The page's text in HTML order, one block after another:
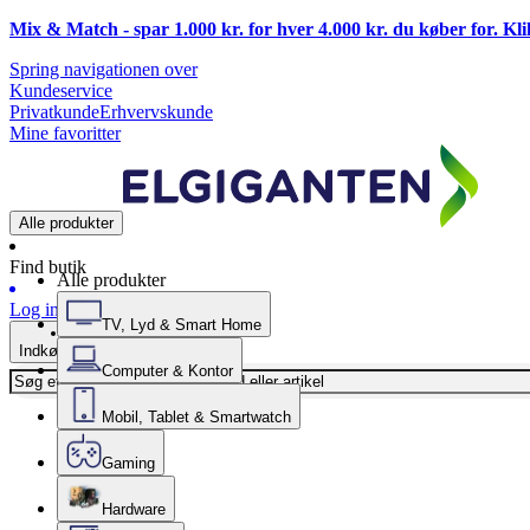
Mix & Match - spar 1.000 kr. for hver 4.000 kr. du køber for.
Spring navigationen over
Kundeservice
PrivatkundeErhvervskunde
Mine favoritter
Alle produkter
Find butik
Log ind
Indkøbskurv
Alle produkter
TV, Lyd & Smart Home
Computer & Kontor
Mobil, Tablet & Smartwatch
Gaming
Hardware